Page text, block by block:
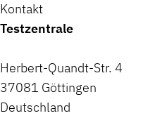
Kontakt
Testzentrale
Herbert-Quandt-Str. 4
37081 Göttingen
Deutschland